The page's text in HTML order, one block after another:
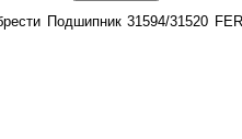
Подшипник 31594/31520